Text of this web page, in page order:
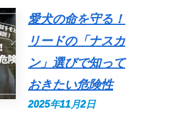
愛犬の命を守る！
リードの「ナスカ
ン」選びで知って
おきたい危険性
2025年11月2日